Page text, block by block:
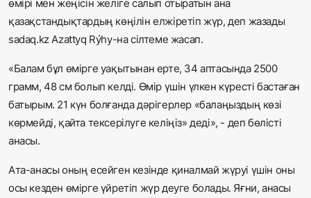
Қазақ тілі
өмірі мен жеңісін желіге салып отыратын ана
қазақстандықтардың көңілін елжіретіп жүр, деп жазады
sadaq.kz Azattyq Rýhy-на сілтеме жасап.
«Балам бұл өмірге уақытынан ерте, 34 аптасында 2500
грамм, 48 см болып келді. Өмір үшін үлкен күресті бастаған
батырым. 21 күн болғанда дәрігерлер «балаңыздың көзі
көрмейді, қайта тексерілуге келіңіз» деді», - деп бөлісті
анасы.
Ата-анасы оның есейген кезінде қиналмай жүруі үшін оны
осы кезден өмірге үйретіп жүр деуге болады. Яғни, анасы